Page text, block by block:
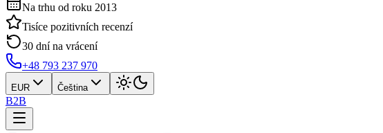
Na trhu od roku 2013
Tisíce pozitivních recenzí
30 dní na vrácení
+48 793 237 970
EUR Čeština
B2B